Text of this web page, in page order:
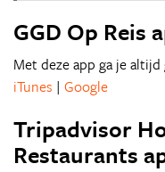
GGD Op Reis
Met deze app ga je
iTunes | Google
Tripadvisor
Restaurants